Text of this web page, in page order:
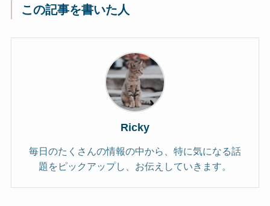
この記事を書いた人
Ricky
毎日のたくさんの情報の中から、特に気になる話
題をピックアップし、お伝えしていきます。